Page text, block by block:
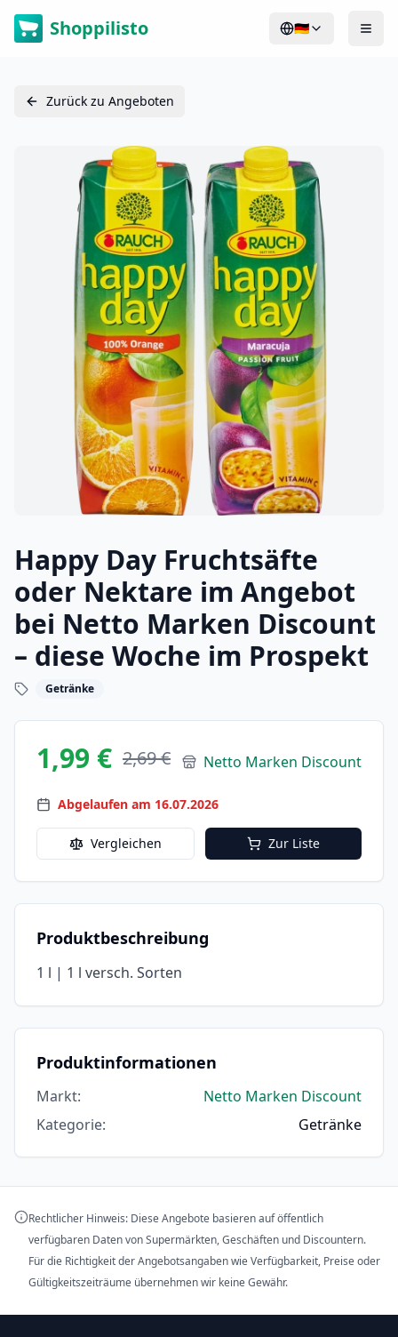
Shoppilisto 🇩🇪
Zurück zu Angeboten
Happy Day Fruchtsäfte
oder Nektare im Angebot
bei Netto Marken Discount
– diese Woche im Prospekt
Getränke
1,99 € 2,69 € Netto Marken Discount
Abgelaufen am 16.07.2026
Vergleichen Zur Liste
Produktbeschreibung
1 l | 1 l versch. Sorten
Produktinformationen
Markt:
Netto Marken Discount
Kategorie: Getränke
Rechtlicher Hinweis: Diese Angebote basieren auf öffentlich
verfügbaren Daten von Supermärkten, Geschäften und Discountern.
Für die Richtigkeit der Angebotsangaben wie Verfügbarkeit, Preise oder
Gültigkeitszeiträume übernehmen wir keine Gewähr.